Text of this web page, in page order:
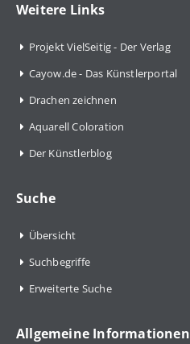
Weitere Links
Projekt VielSeitig - Der Verlag
Cayow.de - Das Künstlerportal
Drachen zeichnen
Aquarell Coloration
Der Künstlerblog
Suche
Übersicht
Suchbegriffe
Erweiterte Suche
Allgemeine Informationen